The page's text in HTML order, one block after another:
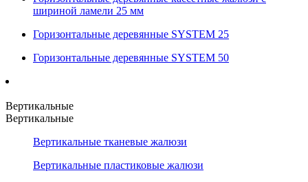
шириной ламели 25 мм
Горизонтальные деревянные SYSTEM 25
Горизонтальные деревянные SYSTEM 50
Вертикальные
Вертикальные
Вертикальные тканевые жалюзи
Вертикальные пластиковые жалюзи